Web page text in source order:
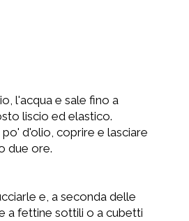
l'acqua e sale fino a
liscio ed elastico.
d'olio, coprire e lasciare
due ore.
e, a seconda delle
a fettine sottili o a cubetti